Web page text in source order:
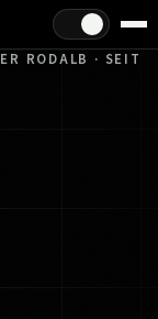
Hell/Dunkel
RODALB · SEIT